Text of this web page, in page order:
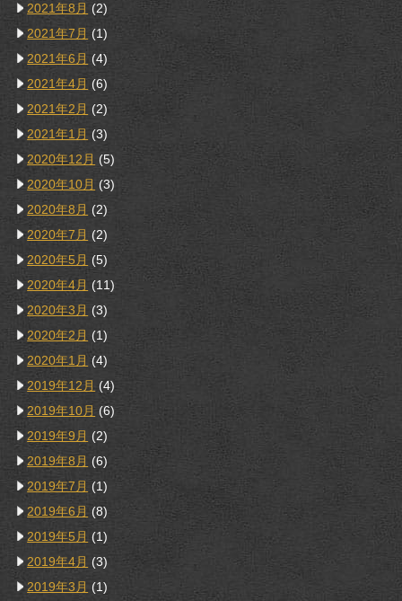
2021年8月 (2)
2021年7月 (1)
2021年6月 (4)
2021年4月 (6)
2021年2月 (2)
2021年1月 (3)
2020年12月 (5)
2020年10月 (3)
2020年8月 (2)
2020年7月 (2)
2020年5月 (5)
2020年4月 (11)
2020年3月 (3)
2020年2月 (1)
2020年1月 (4)
2019年12月 (4)
2019年10月 (6)
2019年9月 (2)
2019年8月 (6)
2019年7月 (1)
2019年6月 (8)
2019年5月 (1)
2019年4月 (3)
2019年3月 (1)